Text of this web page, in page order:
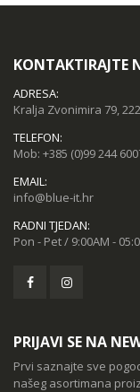
KONTAKTIRAJTE
ADRESA:
Kralja Zvonimira 79,
TELEFON:
Mob: +385 (0)99 244
EMAIL:
info@blue-it.hr
RADNI TJEDAN:
Pon - Pet / 9:00AM -
PRIJAVI SE NA
Prvi saznajte sve
našeg asortimana